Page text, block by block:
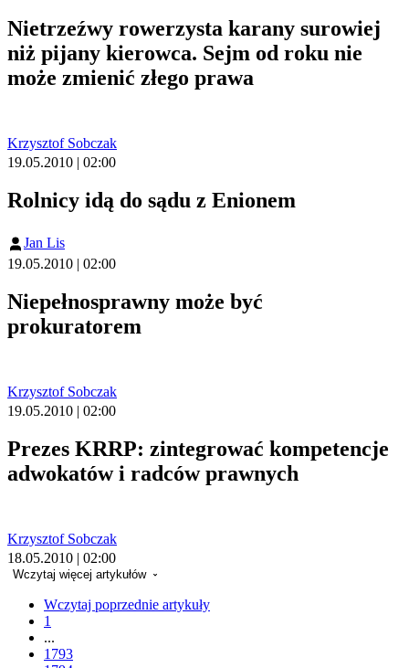
Nietrzeźwy rowerzysta karany surowiej
niż pijany kierowca. Sejm od roku nie
może zmienić złego prawa
Krzysztof Sobczak
19.05.2010 | 02:00
Rolnicy idą do sądu z Enionem
Jan Lis
19.05.2010 | 02:00
Niepełnosprawny może być
prokuratorem
Krzysztof Sobczak
19.05.2010 | 02:00
Prezes KRRP: zintegrować kompetencje
adwokatów i radców prawnych
Krzysztof Sobczak
18.05.2010 | 02:00
Wczytaj więcej artykułów
Wczytaj poprzednie artykuły
1
...
1793